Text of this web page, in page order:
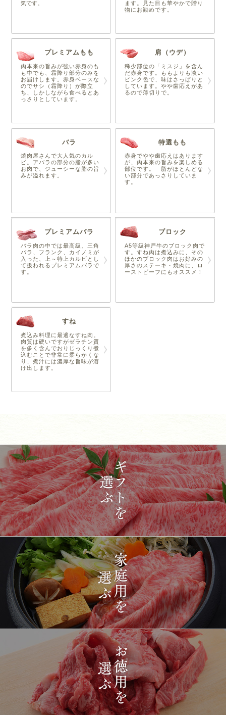
気です。
ます。見た目も華やかで贈り
物にお勧めです。
プレミアムもも
肉本来の旨みが強い赤身のも
も中でも、霜降り部分のみを
お届けします。赤身ベースな
のでサシ（霜降り）が際立
ち、しかしながら食べるとあ
っさりとしています。
肩（ウデ）
稀少部位の「ミスジ」を含ん
だ赤身です。ももよりも淡い
ピンク色で、味はさっぱりと
しています。やや歯応えがあ
るので薄切りで。
バラ
焼肉屋さんで大人気のカル
ビ。アバラの部分の脂が多い
お肉で、ジューシーな脂の旨
みが溢れます。
特選もも
赤身でやや歯応えはあります
が、肉本来の旨みを楽しめる
部位です。 脂がほとんどな
い部分であっさりしていま
す。
プレミアムバラ
バラ肉の中では最高級、三角
バラ、フランク、カイノミが
入った、上～特上カルビとし
て扱われるプレミアムバラで
す。
ブロック
A5等級神戸牛のブロック肉で
す。すね肉は煮込みに、その
ほかのブロック肉はお好みの
厚さのステーキ・焼肉に、ロ
ーストビーフにもオススメ！
すね
煮込み料理に最適なすね肉。
肉質は硬いですがゼラチン質
を多く含んでおりじっくり煮
込むことで非常に柔らかくな
り、煮汁には濃厚な旨味が溶
け出します。
2026-
03-15
17:26:00
長野県
[ギフト] A5等級神戸牛
プレミアム霜降りももす
きやき 200g~1kg
1417
2026-
03-15
16:35:00
東京都
神戸牛目録 選べるセッ
ト ８千円